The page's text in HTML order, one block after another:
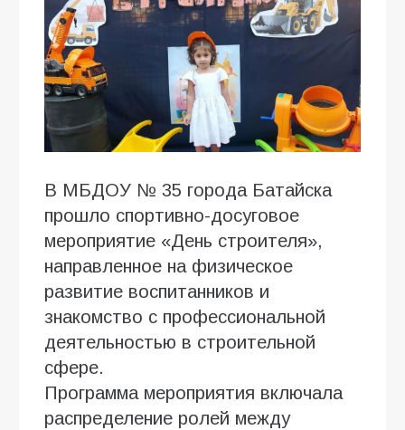
В МБДОУ № 35 города Батайска
прошло спортивно-досуговое
мероприятие «День строителя»,
направленное на физическое
развитие воспитанников и
знакомство с профессиональной
деятельностью в строительной
сфере.
Программа мероприятия включала
распределение ролей между